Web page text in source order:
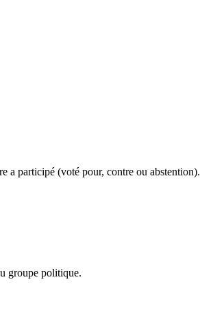
a participé (voté pour, contre ou abstention).
groupe politique.